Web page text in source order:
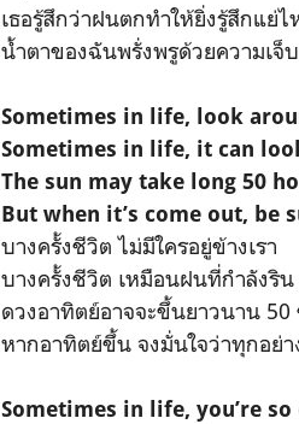
เธอรู้สึกว่าฝนตกทำให้ยิ่งรู้สึกแย่ไ
น้ำตาของฉันพรั่งพรูด้วยความเ
Sometimes in life, look
Sometimes in life, it can
The sun may take long 50
But when it’s come out, be
บางครั้งชีวิต ไม่มีใครอยู่ข้างเรา
บางครั้งชีวิต เหมือนฝนที่กำลังริน
ดวงอาทิตย์อาจจะขึ้นยาวนาน
หากอาทิตย์ขึ้น จงมั่นใจว่าทุกอย่
Sometimes in life, you’re